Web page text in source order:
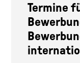
Termine